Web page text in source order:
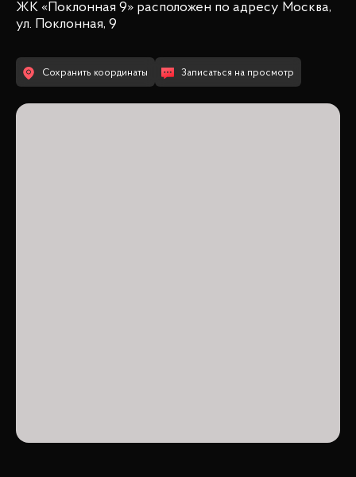
ЖК «Поклонная 9» расположен по адресу Москва,
ул. Поклонная, 9
Сохранить координаты Записаться на просмотр